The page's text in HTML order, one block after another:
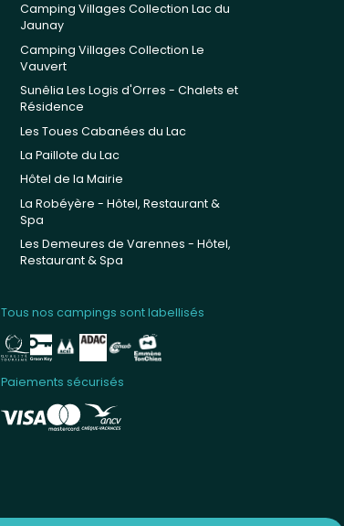
Camping Villages Collection Lac du
Jaunay
Camping Villages Collection Le
Vauvert
Sunêlia Les Logis d'Orres - Chalets et
Résidence
Les Toues Cabanées du Lac
La Paillote du Lac
Hôtel de la Mairie
La Robéyère - Hôtel, Restaurant &
Spa
Les Demeures de Varennes - Hôtel,
Restaurant & Spa
Tous nos campings sont labellisés
Paiements sécurisés